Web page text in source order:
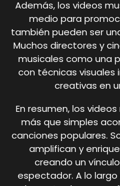
Además, los videos
medio para
también pueden ser
Muchos directores y
musicales como una
con técnicas visuales
creativas en
En resumen, los
más que simples
canciones populares.
amplifican y
creando un
espectador. A lo